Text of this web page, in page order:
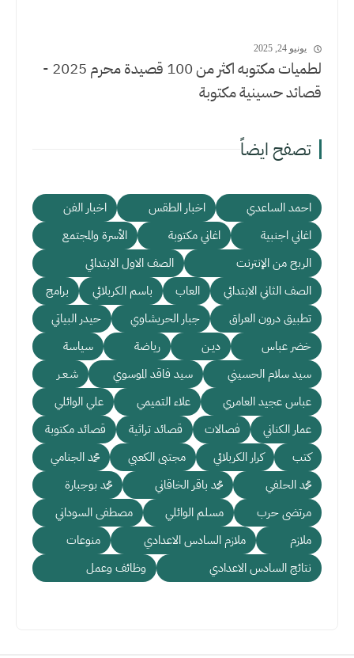
يونيو 24, 2025
لطميات مكتوبه اكثر من 100 قصيدة محرم 2025 -
قصائد حسينية مكتوبة
تصفح ايضاً
احمد الساعدي اخبار الطقس
اخبار الفن
اغاني اجنبية
اغاني مكتوبة
الأسرة والمجتمع
الربح من الإنترنت
الصف الاول الابتدائي
الصف الثاني الابتدائي
العاب باسم الكربلائي
برامج
تطبيق درون العراق
جبار الحريشاوي
حيدر البياتي
خضر عباس
ديـن رياضة
سياسة
سيد سلام الحسيني
سيد فاقد الموسوي
شـعـر
عباس عجيد العامري
علاء التميمي
علي الوائلي
عمار الكناني
فصالات قصائد تراثية
قصائد مكتوبة
كتب
كرار الكربلائي مجتبى الكعبي
محمد الجنامي
محمد الحلفي
محمد باقر الخاقاني
محمد بوجبارة
مرتضى حرب
مسلم الوائلي
مصطفى السوداني
ملازم
ملازم السادس الاعدادي
منوعات
نتائج السادس الاعدادي
وظائف وعمل